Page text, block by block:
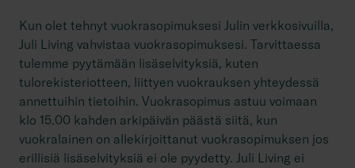
Kun olet tehnyt vuokrasopimuksesi Julin verkkosivuilla,
Juli Living vahvistaa vuokrasopimuksesi. Tarvittaessa
tulemme pyytämään lisäselvityksiä, kuten
tulorekisteriotteen, liittyen vuokrauksen yhteydessä
annettuihin tietoihin. Vuokrasopimus astuu voimaan
klo 15.00 kahden arkipäivän päästä siitä, kun
vuokralainen on allekirjoittanut vuokrasopimuksen jos
erillisiä lisäselvityksiä ei ole pyydetty. Juli Living ei